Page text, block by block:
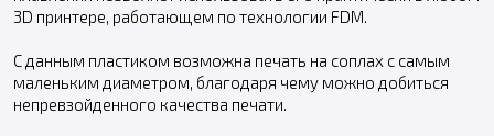
3D принтере, работающем по технологии FDM.
С данным пластиком возможна печать на соплах с самым
маленьким диаметром, благодаря чему можно добиться
непревзойденного качества печати.